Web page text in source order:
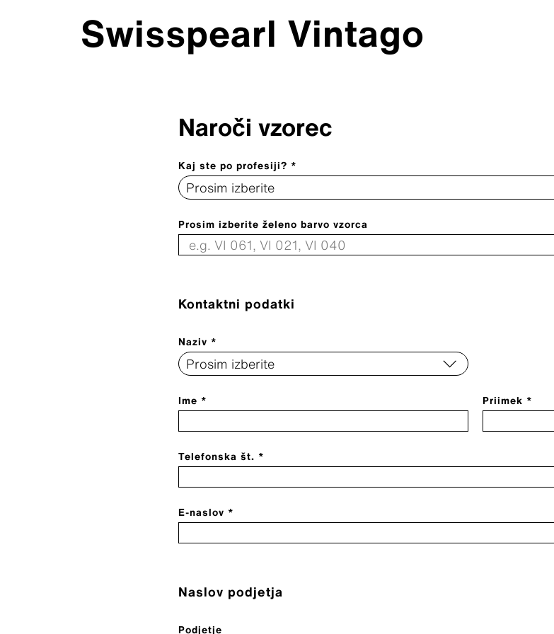
Swisspearl Vintago
Naroči vzorec
Kaj ste po profesiji? *
Prosim izberite želeno barvo vzorca
Kontaktni podatki
Naziv *
Ime * Priimek *
Telefonska št. *
E-naslov *
Naslov podjetja
Podjetje